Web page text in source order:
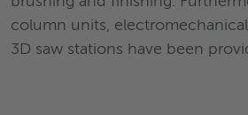
column units,
3D saw stations have been